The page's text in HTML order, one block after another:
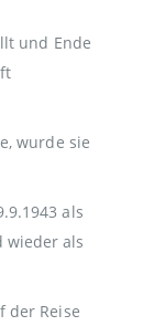
und Ende
wurde sie
als
wieder als
der Reise